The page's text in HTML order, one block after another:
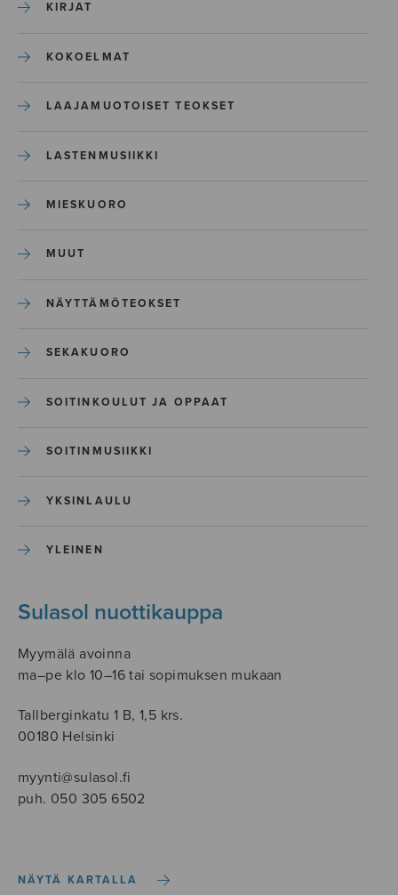
KIRJAT
KOKOELMAT
LAAJAMUOTOISET TEOKSET
LASTENMUSIIKKI
MIESKUORO
MUUT
NÄYTTÄMÖTEOKSET
SEKAKUORO
SOITINKOULUT JA OPPAAT
SOITINMUSIIKKI
YKSINLAULU
YLEINEN
Sulasol nuottikauppa
Myymälä avoinna
ma–pe klo 10–16 tai sopimuksen mukaan
Tallberginkatu 1 B, 1,5 krs.
00180 Helsinki
myynti@sulasol.fi
puh. 050 305 6502
NÄYTÄ KARTALLA